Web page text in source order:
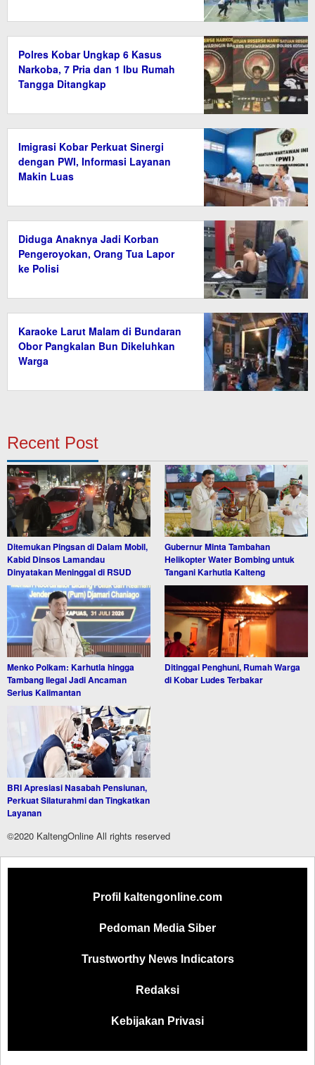
Polres Kobar Ungkap 6 Kasus
Narkoba, 7 Pria dan 1 Ibu Rumah
Tangga Ditangkap
Imigrasi Kobar Perkuat Sinergi
dengan PWI, Informasi Layanan
Makin Luas
Diduga Anaknya Jadi Korban
Pengeroyokan, Orang Tua Lapor
ke Polisi
Karaoke Larut Malam di Bundaran
Obor Pangkalan Bun Dikeluhkan
Warga
Recent Post
Ditemukan Pingsan di Dalam Mobil,
Kabid Dinsos Lamandau
Dinyatakan Meninggal di RSUD
Gubernur Minta Tambahan
Helikopter Water Bombing untuk
Tangani Karhutla Kalteng
Menko Polkam: Karhutla hingga
Tambang Ilegal Jadi Ancaman
Serius Kalimantan
Ditinggal Penghuni, Rumah Warga
di Kobar Ludes Terbakar
BRI Apresiasi Nasabah Pensiunan,
Perkuat Silaturahmi dan Tingkatkan
Layanan
©2020 KaltengOnline All rights reserved
Profil kaltengonline.com
Pedoman Media Siber
Trustworthy News Indicators
Redaksi
Kebijakan Privasi